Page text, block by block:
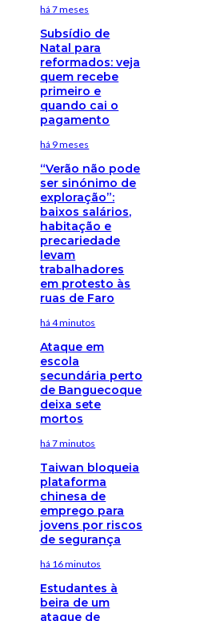
há 7 meses
Subsídio de
Natal para
reformados: veja
quem recebe
primeiro e
quando cai o
pagamento
há 9 meses
“Verão não pode
ser sinónimo de
exploração”:
baixos salários,
habitação e
precariedade
levam
trabalhadores
em protesto às
ruas de Faro
há 4 minutos
Ataque em
escola
secundária perto
de Banguecoque
deixa sete
mortos
há 7 minutos
Taiwan bloqueia
plataforma
chinesa de
emprego para
jovens por riscos
de segurança
há 16 minutos
Estudantes à
beira de um
ataque de